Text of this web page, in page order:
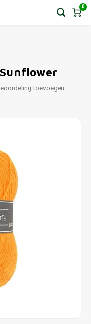
0
toevoegen